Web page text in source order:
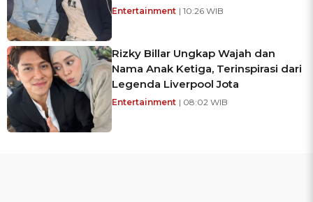
Entertainment | 10:26 WIB
Rizky Billar Ungkap Wajah dan
Nama Anak Ketiga, Terinspirasi dari
Legenda Liverpool Jota
Entertainment | 08:02 WIB